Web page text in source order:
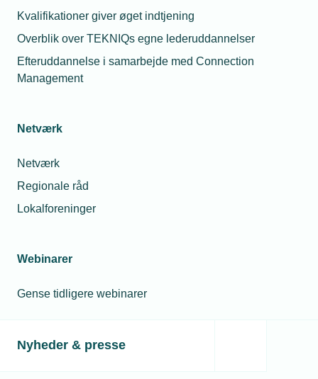
Kvalifikationer giver øget indtjening
Overblik over TEKNIQs egne lederuddannelser
Efteruddannelse i samarbejde med Connection
Management
Netværk
Netværk
Regionale råd
Lokalforeninger
Webinarer
Gense tidligere webinarer
Nyheder & presse